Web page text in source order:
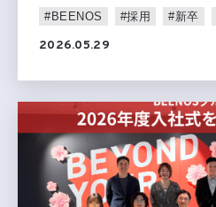
#BEENOS #採用 #新卒
2026.05.29